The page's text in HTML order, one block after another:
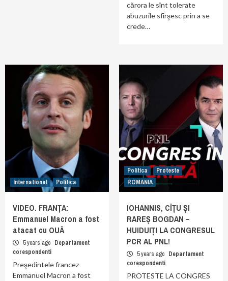
cărora le sînt tolerate
abuzurile sfîrşesc prin a se
crede…
International Politica
VIDEO. FRANȚA:
Emmanuel Macron a fost
atacat cu OUĂ
5 years ago Departament
corespondenti
Preşedintele francez
Emmanuel Macron a fost
Politica
Proteste
ROMANIA
IOHANNIS, CÎȚU ȘI
RAREȘ BOGDAN –
HUIDUIȚI LA CONGRESUL
PCR AL PNL!
5 years ago Departament
corespondenti
PROTESTE LA CONGRES